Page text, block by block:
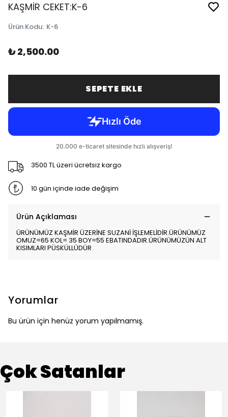
KAŞMİR CEKET:K-6
Ürün Kodu: K-6
₺ 2,500.00
SEPETE EKLE
3500 TL üzeri ücretsiz kargo
10 gün içinde iade değişim
Ürün Açıklaması
ÜRÜNÜMÜZ KAŞMİR ÜZERİNE SUZANİ İŞLEMELİDİR.ÜRÜNÜMÜZ
OMUZ=65 KOL= 35 BOY=55 EBATINDADIR.ÜRÜNÜMÜZÜN ALT
KISIMLARI PÜSKÜLLÜDÜR
Yorumlar
Bu ürün için henüz yorum yapılmamış.
Çok Satanlar